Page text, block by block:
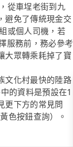
從車埕老街到九
避免了傳統現金交
或個人司機，若
服務前，務必參考
大眾轉乘耗掉了寶
文化村最快的陸路
的資料是預設在1
更下方的常見問
色按鈕查詢）。